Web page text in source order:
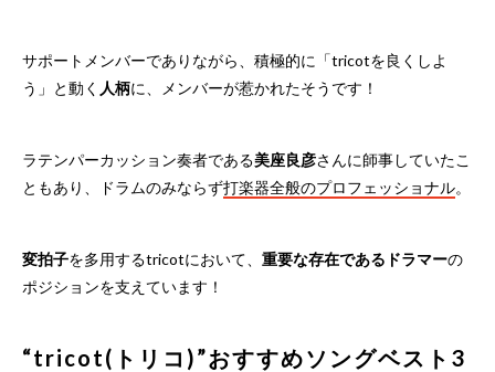
サポートメンバーでありながら、積極的に「tricotを良くしよ
う」と動く 人柄に、メンバーが惹かれたそうです！
ラテンパーカッション奏者である美座良彦さんに師事していたこ
ともあり、ドラムのみならず打楽器全般のプロフェッショナル。
変拍子を多用するtricotにおいて、 重要な存在であるドラマーの
ポジションを支えています！
“tricot(トリコ)”おすすめソングベスト3